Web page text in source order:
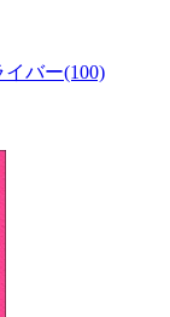
バー(100)